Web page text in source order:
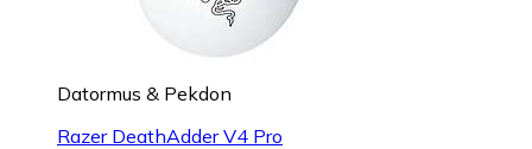
Datormus & Pekdon
Razer DeathAdder V4 Pro